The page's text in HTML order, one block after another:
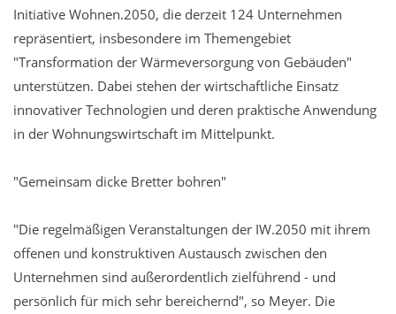
Initiative Wohnen.2050, die derzeit 124 Unternehmen
repräsentiert, insbesondere im Themengebiet
"Transformation der Wärmeversorgung von Gebäuden"
unterstützen. Dabei stehen der wirtschaftliche Einsatz
innovativer Technologien und deren praktische Anwendung
in der Wohnungswirtschaft im Mittelpunkt.
"Gemeinsam dicke Bretter bohren"
"Die regelmäßigen Veranstaltungen der IW.2050 mit ihrem
offenen und konstruktiven Austausch zwischen den
Unternehmen sind außerordentlich zielführend - und
persönlich für mich sehr bereichernd", so Meyer. Die